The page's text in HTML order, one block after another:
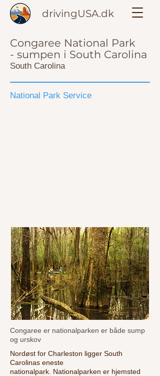
drivingUSA.dk
Congaree National Park
- sumpen i South Carolina
South Carolina
National Park Service
Congaree er nationalparken er både sump
og urskov
Nordøst for Charleston ligger South
Carolinas eneste
nationalpark. Nationalparken er hjemsted